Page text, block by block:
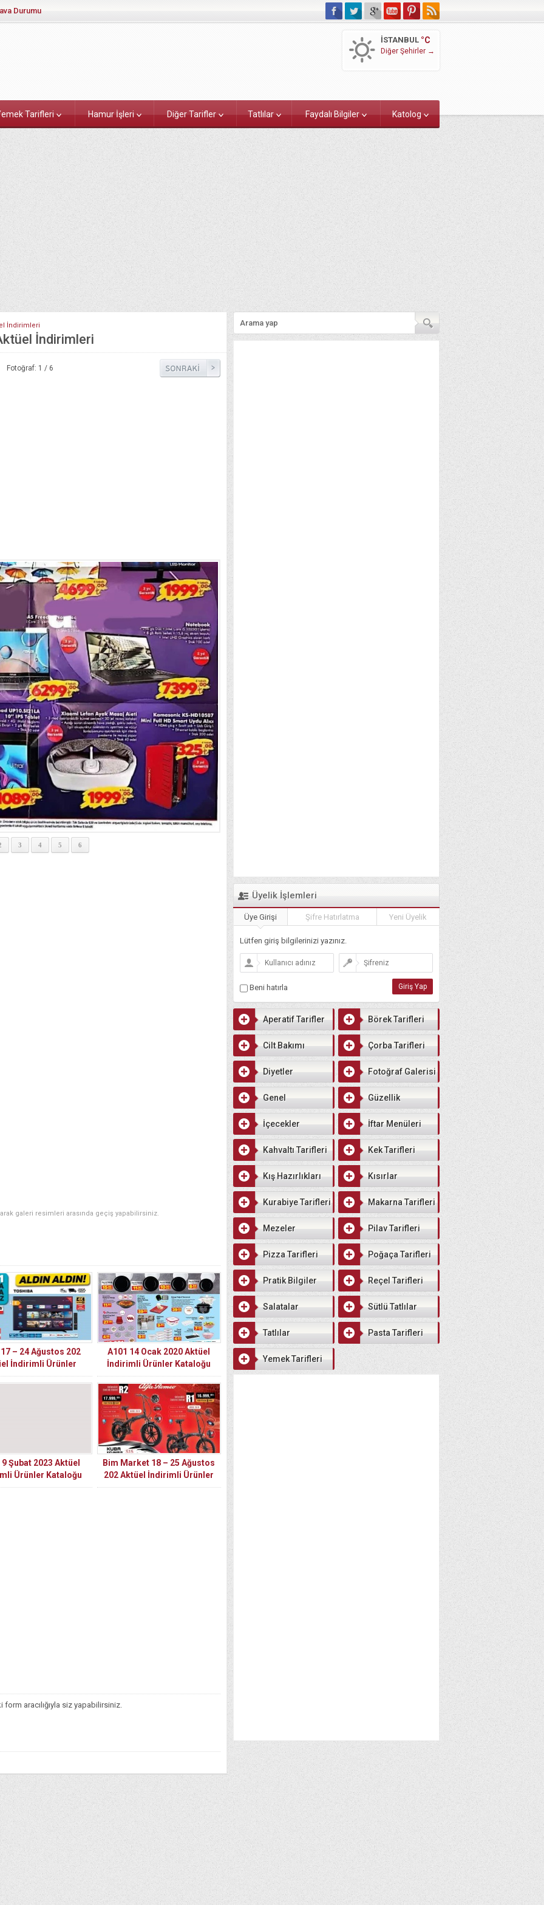
Durumu
İSTANBUL °C
Diğer Şehirler →
Tarifleri Hamur İşleri Diğer Tarifler Tatlılar Faydalı Bilgiler Katolog
İndirimleri
İndirimleri
Fotoğraf: 1 / 6
3 4 5 6
galeri resimleri arasında geçiş yapabilirsiniz.
– 24 Ağustos 202
İndirimli Ürünler
Kataloğu
A101 14 Ocak 2020 Aktüel
İndirimli Ürünler Kataloğu
9 Şubat 2023 Aktüel
Ürünler Kataloğu
Bim Market 18 – 25 Ağustos
202 Aktüel İndirimli Ürünler
Kataloğu
aracılığıyla siz yapabilirsiniz.
Üyelik İşlemleri
Üye Girişi Şifre Hatırlatma Yeni Üyelik
Lütfen giriş bilgilerinizi yazınız.
Beni hatırla
Aperatif Tarifler Börek Tarifleri
Cilt Bakımı Çorba Tarifleri
Diyetler Fotoğraf Galerisi
Genel Güzellik
İçecekler İftar Menüleri
Kahvaltı Tarifleri Kek Tarifleri
Kış Hazırlıkları Kısırlar
Kurabiye Tarifleri Makarna Tarifleri
Mezeler Pilav Tarifleri
Pizza Tarifleri Poğaça Tarifleri
Pratik Bilgiler Reçel Tarifleri
Salatalar Sütlü Tatlılar
Tatlılar Pasta Tarifleri
Yemek Tarifleri